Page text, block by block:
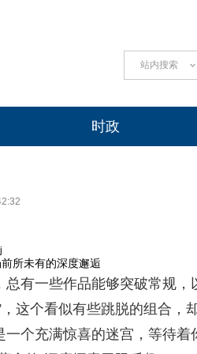
站内搜索
时政
所未有的深度邂逅
总有一些作品能够突破常规
这个看似有些跳脱的组合，
个充满惊喜的迷宫，等待着